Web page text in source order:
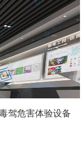
驾危害体验设备